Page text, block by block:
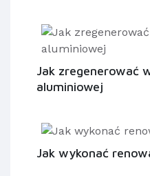
Jak zregenerować
aluminiowej
Jak wykonać